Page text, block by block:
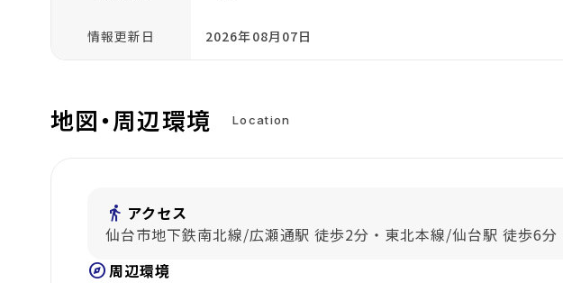
情報更新日 2026年08月07日
地図・周辺環境 Location
directions_walk アクセス
仙台市地下鉄南北線/広瀬通駅 徒歩2分・東北本線/仙台駅 徒歩6
explore周辺環境